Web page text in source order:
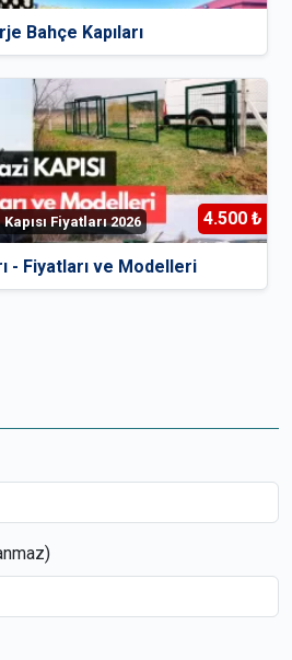
Bahçe Kapıları
Fiyatları 2026 4.500 ₺
- Fiyatları ve Modelleri